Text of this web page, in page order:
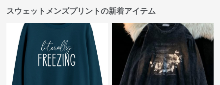
スウェットメンズプリントの新着アイテム